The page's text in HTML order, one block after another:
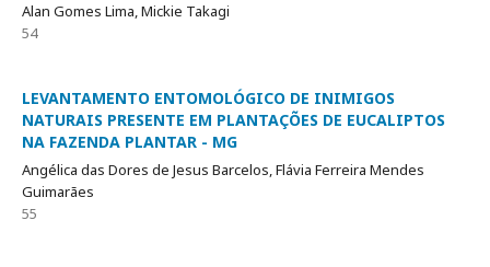
Alan Gomes Lima, Mickie Takagi
54
LEVANTAMENTO ENTOMOLÓGICO DE INIMIGOS
NATURAIS PRESENTE EM PLANTAÇÕES DE EUCALIPTOS
NA FAZENDA PLANTAR - MG
Angélica das Dores de Jesus Barcelos, Flávia Ferreira Mendes
Guimarães
55